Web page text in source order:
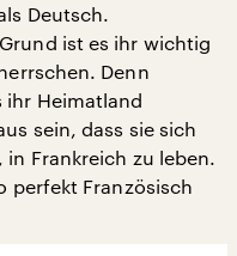
Deutsch.
ist es ihr wichtig
Denn
ihr Heimatland
sein, dass sie sich
Frankreich zu leben.
perfekt Französisch